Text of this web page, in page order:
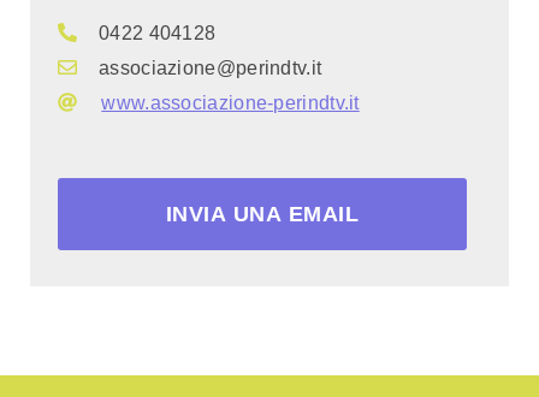
0422 404128
associazione@perindtv.it
www.associazione-perindtv.it
INVIA UNA EMAIL